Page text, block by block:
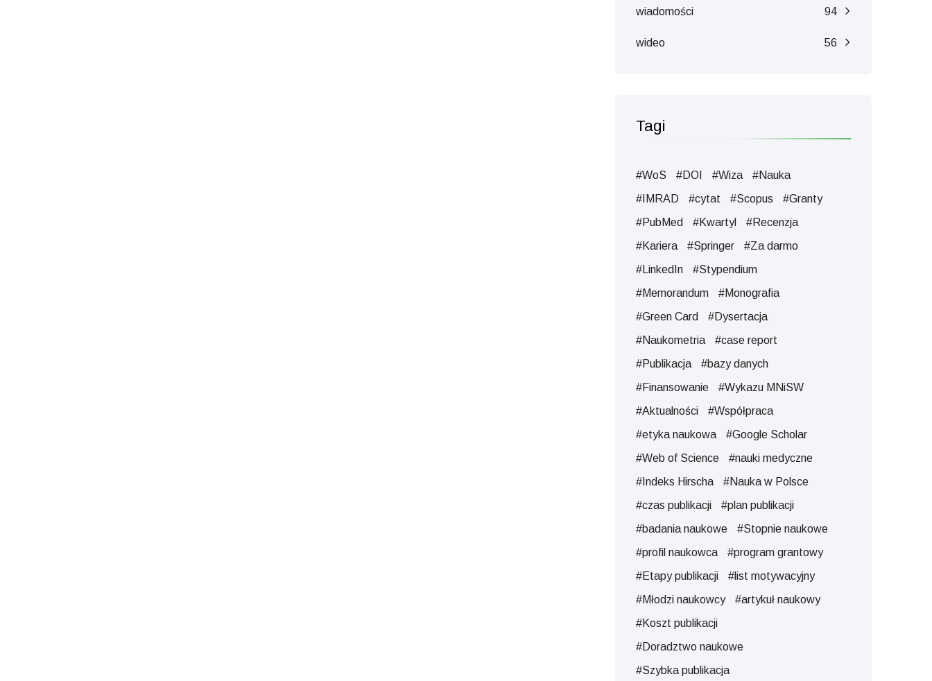
wiadomości 94
wideo 56
Tagi
#WoS #DOI #Wiza
#Nauka
#IMRAD
#cytat #Scopus
#Granty
#PubMed
#Kwartyl
#Recenzja
#Kariera
#Springer
#Za darmo
#LinkedIn
#Stypendium
#Memorandum
#Monografia
#Green Card
#Dysertacja
#Naukometria
#case report
#Publikacjа
#bazy danych
#Finansowanie
#Wykazu MNiSW
#Aktualności
#Współpraca
#etyka naukowa
#Google Scholar
#Web of Science
#nauki medyczne
#Indeks Hirscha
#Nauka w Polsce
#czas publikacji
#plan publikacji
#badania naukowe
#Stopnie naukowe
#profil naukowca
#program grantowy
#Etapy publikacji
#list motywacyjny
#Młodzi naukowcy
#artykuł naukowy
#Koszt publikacji
#Doradztwo naukowe
#Szybka publikacja